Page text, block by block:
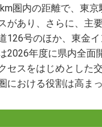
圏内の距離で、東
があり、さらに、主
126号のほか、東金
2026年度に県内全面
セスをはじめとした
における役割は高まっ